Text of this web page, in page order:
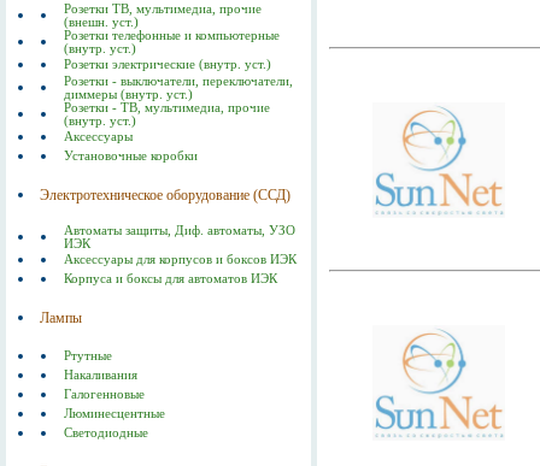
Розетки ТВ, мультимедиа, прочие
(внешн. уст.)
Розетки телефонные и компьютерные
(внутр. уст.)
Розетки электрические (внутр. уст.)
Розетки - выключатели, переключатели,
диммеры (внутр. уст.)
Розетки - ТВ, мультимедиа, прочие
(внутр. уст.)
Аксессуары
Установочные коробки
Электротехническое оборудование (ССД)
Автоматы защиты, Диф. автоматы, УЗО
ИЭК
Аксессуары для корпусов и боксов ИЭК
Корпуса и боксы для автоматов ИЭК
Лампы
Ртутные
Накаливания
Галогенновые
Люминесцентные
Светодиодные